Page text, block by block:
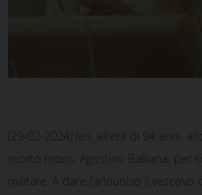
(29-02-2024) Ieri, all’età di 94 anni,
morto mons. Agostino Balliana, per
militare. A dare l’annuncio il vescovo